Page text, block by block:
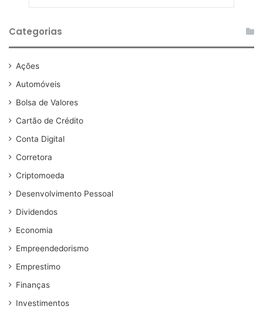
Categorias
Ações
Automóveis
Bolsa de Valores
Cartão de Crédito
Conta Digital
Corretora
Criptomoeda
Desenvolvimento Pessoal
Dividendos
Economia
Empreendedorismo
Emprestimo
Finanças
Investimentos